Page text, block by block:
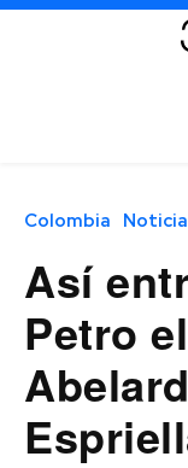
Colombia
Así
Petro